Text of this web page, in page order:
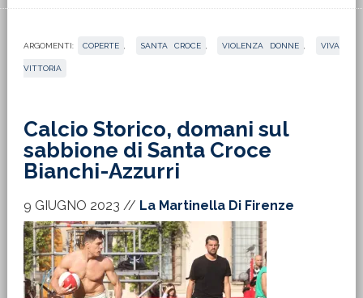
ARGOMENTI: COPERTE SANTA CROCE VIOLENZA DONNE VIVA
VITTORIA
Calcio Storico, domani sul
sabbione di Santa Croce
Bianchi-Azzurri
9 GIUGNO 2023 // La Martinella Di Firenze